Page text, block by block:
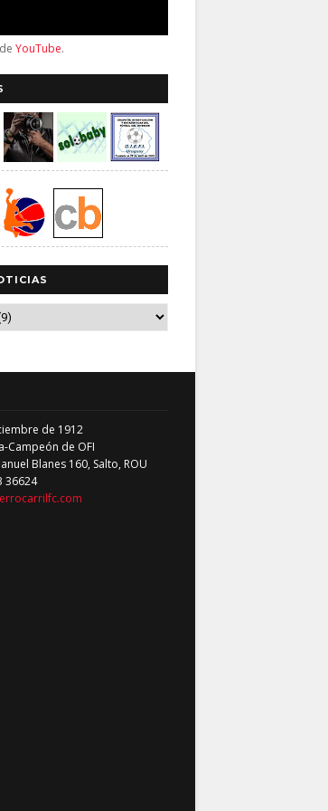
YouTube.
de 1912
Campeón de OFI
Blanes 160, Salto, ROU
36624